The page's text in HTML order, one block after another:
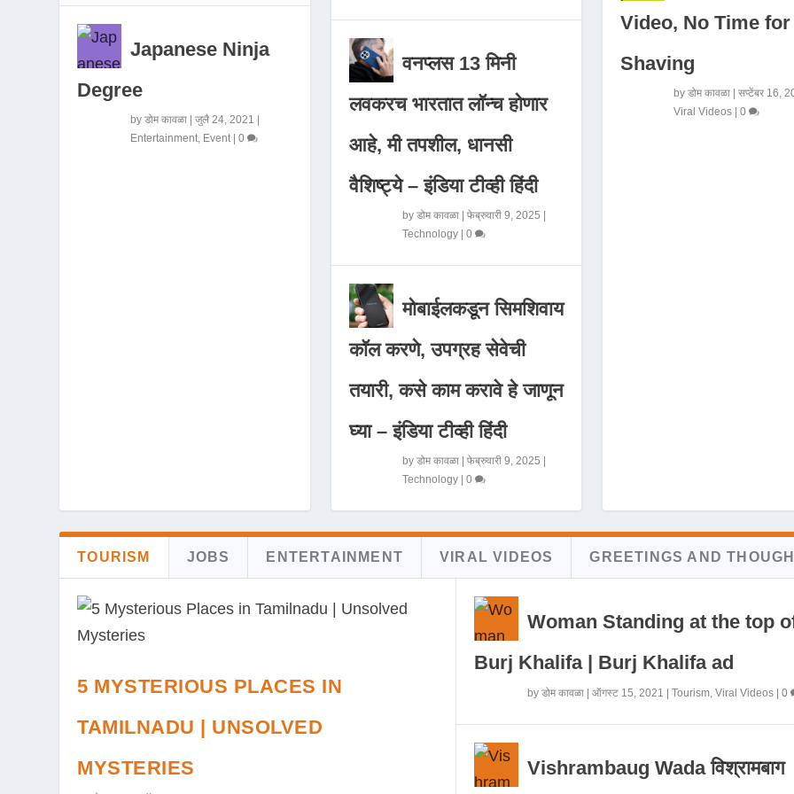
Japanese Ninja
Degree
byडोम कावळा |जुलै 24, 2021 |
Entertainment Event |0
वनप्लस 13 मिनी
लवकरच भारतात लॉन्च होणार
आहे, मी तपशील, धानसी
वैशिष्ट्ये – इंडिया टीव्ही हिंदी
by डोम कावळा| फेब्रुवारी 9, 2025
Technology| 0
मोबाईलकडून सिमशिवाय
कॉल करणे, उपग्रह सेवेची
तयारी, कसे काम करावे हे जाणून
घ्या – इंडिया टीव्ही हिंदी
by डोम कावळा| फेब्रुवारी 9, 2025
Technology| 0
Video, No Time for
Shaving
by डोम कावळा| सप्टेंबर 16,
Viral Videos| 0
TOURISM JOBS ENTERTAINMENT VIRAL VIDEOS GREETINGS AND
5 MYSTERIOUS PLACES IN
TAMILNADU | UNSOLVED
MYSTERIES
Woman Standing at the top
Burj Khalifa | Burj Khalifa ad
by डोम कावळा| ऑगस्ट 15, 2021 Tourism, Viral Videos| 0
Vishrambaug Wada विश्रामबाग